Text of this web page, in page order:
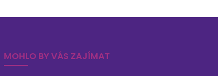
MOHLO BY VÁS ZAJÍMAT